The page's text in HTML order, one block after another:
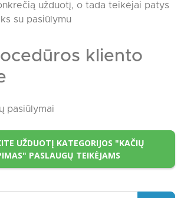
užduotį, o tada teikėjai patys
su pasiūlymu
kliento
pasiūlymai
UŽDUOTĮ KATEGORIJOS "KAČIŲ
PASLAUGŲ TEIKĖJAMS